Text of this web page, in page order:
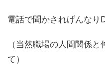
電話で聞かされげんなり
（当然職場の人間関係
て）